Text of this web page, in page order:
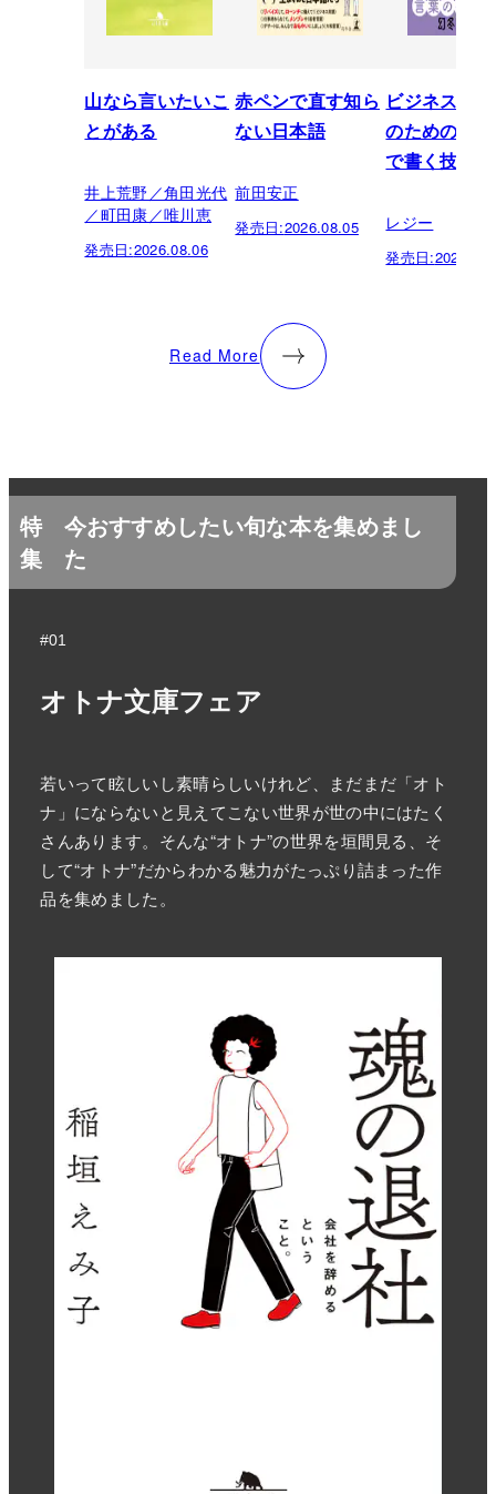
山なら言いたいこ
とがある
井上荒野／角田光代
／町田康／唯川恵
発売日:2026.08.06
赤ペンで直す知ら
ない日本語
前田安正
発売日:2026.08.05
ビジネスパ
のための「
で書く技術
レジー
発売日:
Read More
特
集
今おすすめしたい旬な本を集めまし
た
#01
オトナ文庫フェア
若いって眩しいし素晴らしいけれど、まだまだ「オト
ナ」にならないと見えてこない世界が世の中にはたく
さんあります。そんな“オトナ”の世界を垣間見る、そ
して“オトナ”だからわかる魅力がたっぷり詰まった作
品を集めました。